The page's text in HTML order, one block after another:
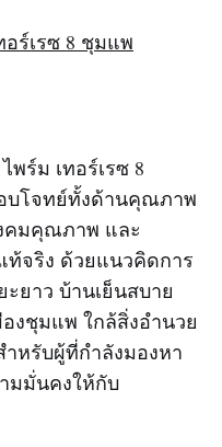
อร์เรซ 8 ชุมแพ
พร์ม เทอร์เรซ 8
บโจทย์ทั้งด้านคุณภาพ
คมคุณภาพ และ
ท้จริง ด้วยแนวคิดการ
ยาว บ้านเย็นสบาย
องชุมแพ ใกล้สิ่งอำนวย
หรับผู้ที่กำลังมองหา
มมั่นคงให้กับ